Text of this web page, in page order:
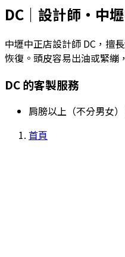
DC ｜ 設計師 ・ 中
中壢中正店設計師 DC，擅
恢復。頭皮容易出油或緊繃
DC的客製服務
肩膀以上（不分男女）
首頁